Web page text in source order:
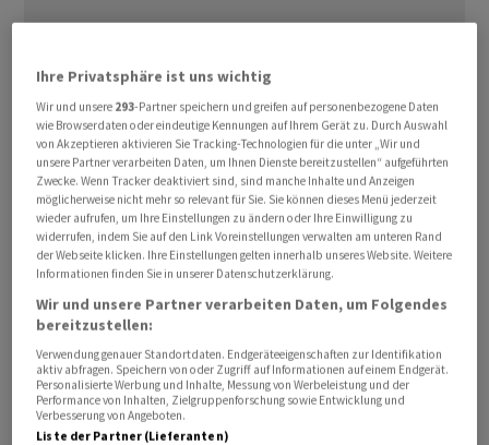
Uhrmeister bringe mehr als 15 Jahre Erfahrung in HR-
Managementfunktionen bei multinationalen
Unternehmen im Bereich der schnelllebigen
Konsumgüter mit, heisst es. Die letzten gut sieben
Jahre war sie HR-Chefin bei der Capri Sun Group
Holding. Davor hatte sie verschiedene HR-Positionen
bei Coca-Cola inne.
«Mit der Ernennung der Chief Human Resources Officer
zum Mitglied der Konzernleitung unterstreichen wir die
wichtige Rolle, die unsere Mitarbeitenden bei der
Umsetzung unserer Wachstumsstrategie spielen,» wird
Firmenchef Adalbert Lechner in der Mitteilung zitiert.
Ihre Privatsphäre ist uns wichtig
Wir und unsere 293-Partner speichern und greifen auf personenbezogene Daten
wie Browserdaten oder eindeutige Kennungen auf Ihrem Gerät zu. Durch Auswahl
von Akzeptieren aktivieren Sie Tracking-Technologien für die unter „Wir und
unsere Partner verarbeiten Daten, um Ihnen Dienste bereitzustellen“ aufgeführten
Zwecke. Wenn Tracker deaktiviert sind, sind manche Inhalte und Anzeigen
möglicherweise nicht mehr so relevant für Sie. Sie können dieses Menü jederzeit
wieder aufrufen, um Ihre Einstellungen zu ändern oder Ihre Einwilligung zu
widerrufen, indem Sie auf den Link Voreinstellungen verwalten am unteren Rand
der Webseite klicken. Ihre Einstellungen gelten innerhalb unseres Website. Weitere
Informationen finden Sie in unserer Datenschutzerklärung.
Wir und unsere Partner verarbeiten Daten, um Folgendes
bereitzustellen:
Verwendung genauer Standortdaten. Endgeräteeigenschaften zur Identifikation
aktiv abfragen. Speichern von oder Zugriff auf Informationen auf einem Endgerät.
Personalisierte Werbung und Inhalte, Messung von Werbeleistung und der
Performance von Inhalten, Zielgruppenforschung sowie Entwicklung und
Verbesserung von Angeboten.
Liste der Partner (Lieferanten)